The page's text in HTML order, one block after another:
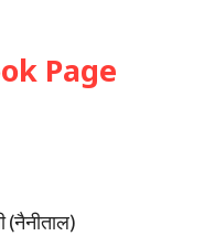
Page
(नैनीताल)